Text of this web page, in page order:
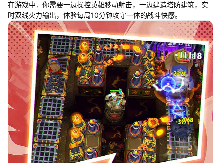
在游戏中，你需要一边操控英雄移动射击，一边建造塔防建筑，实
时双线火力输出，体验每局10分钟攻守一体的战斗快感。